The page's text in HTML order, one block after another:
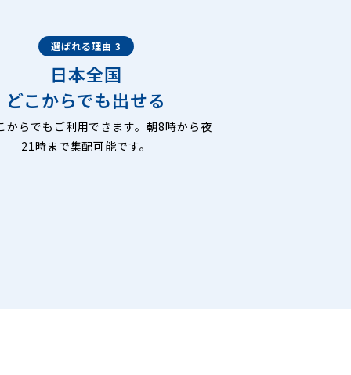
選ばれる理由 3
日本全国
どこからでも出せる
からでもご利用できます。朝8時から夜
21時まで集配可能です。